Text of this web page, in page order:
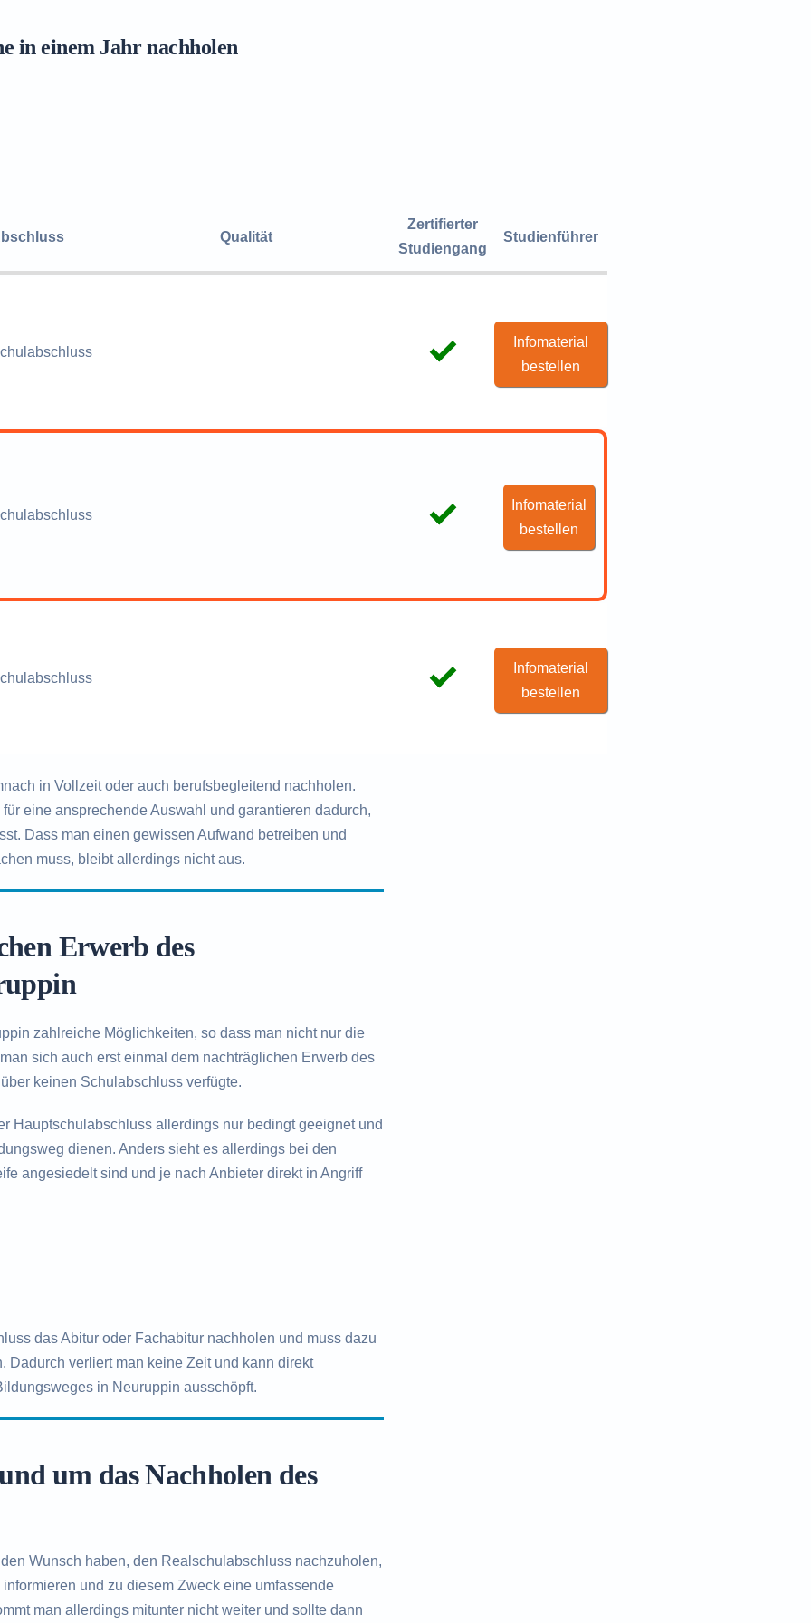
in einem Jahr nachholen
Qualität
Zertifierter
Studiengang
Studienführer
Infomaterial
bestellen
Infomaterial
bestellen
Infomaterial
bestellen
in Vollzeit oder auch berufsbegleitend nachholen.
eine ansprechende Auswahl und garantieren dadurch,
Dass man einen gewissen Aufwand betreiben und
muss, bleibt allerdings nicht aus.
Erwerb des
zahlreiche Möglichkeiten, so dass man nicht nur die
sich auch erst einmal dem nachträglichen Erwerb des
keinen Schulabschluss verfügte.
Hauptschulabschluss allerdings nur bedingt geeignet und
dienen. Anders sieht es allerdings bei den
angesiedelt sind und je nach Anbieter direkt in Angriff
das Abitur oder Fachabitur nachholen und muss dazu
verliert man keine Zeit und kann direkt
in Neuruppin ausschöpft.
um das Nachholen des
Wunsch haben, den Realschulabschluss nachzuholen,
und zu diesem Zweck eine umfassende
man allerdings mitunter nicht weiter und sollte dann